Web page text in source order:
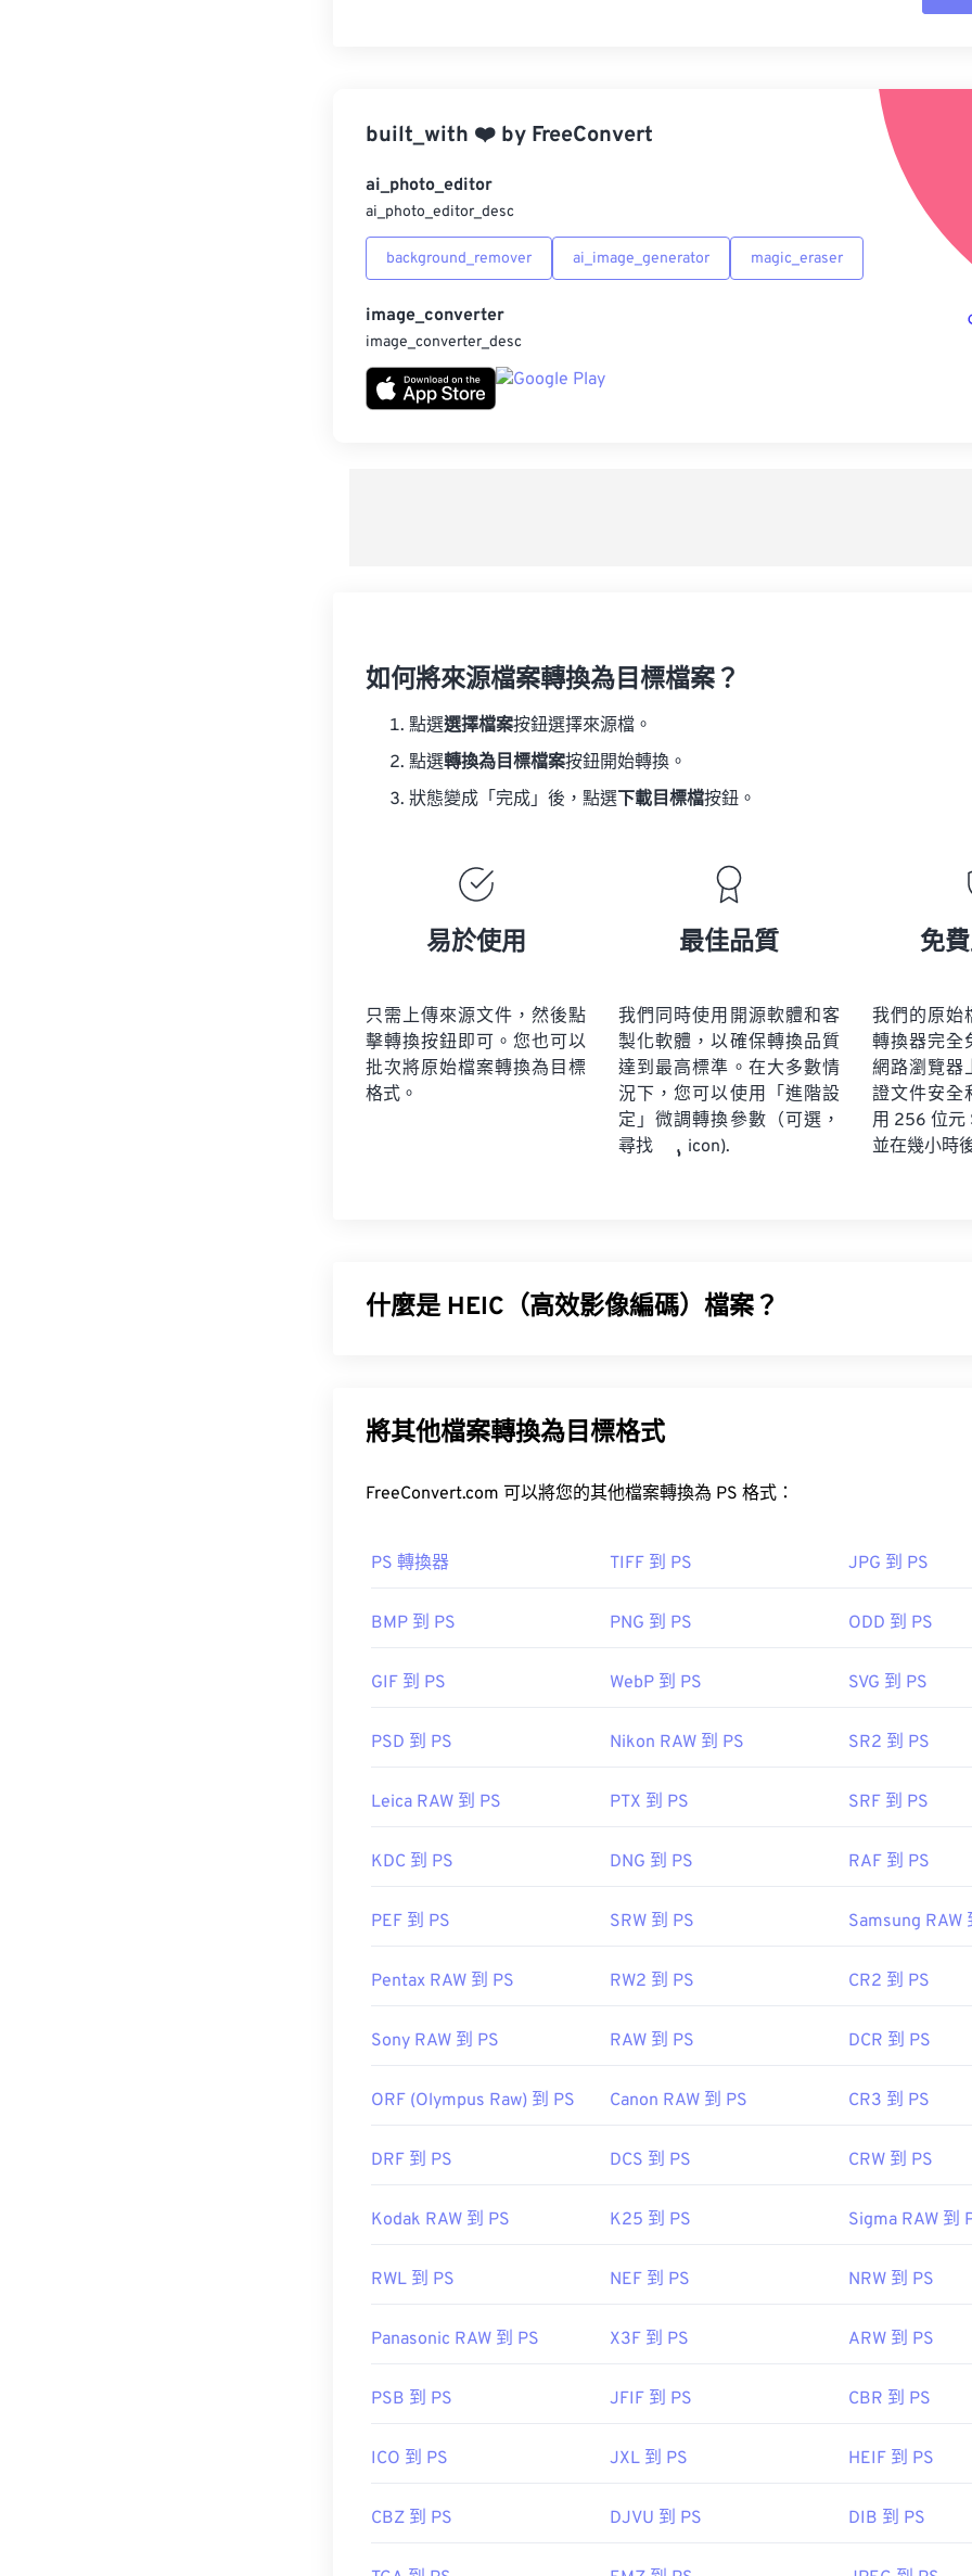
built_with ❤️ by FreeConvert
ai_photo_editor
ai_photo_editor_desc
background_remover ai_image_generator magic_eraser
image_converter
image_converter_desc
如何將來源檔案轉換為目標檔案？
點選選擇檔案按鈕選擇來源檔。
點選轉換為目標檔案按鈕開始轉換。
狀態變成「完成」後，點選 下載目標檔按鈕。
易於使用
只需上傳來源文件，然後點
擊轉換按鈕即可。您也可以
批次將原始檔案轉換為目標
格式。
最佳品質
我們同時使用開源軟體和客
製化軟體，以確保轉換品質
達到最高標準。在大多數情
況下，您可以使用「進階設
定」微調轉換參數（可選，
尋找
icon).
免
我們的原始
轉換器完全
網路瀏覽器
證文件安全
用 256 位元
並在幾小時
什麼是 HEIC（高效影像編碼）檔案？
高效視訊編碼 (HEVC)
如何開啟 HEIC 檔案？
High Sierra
Photo Studio
開發者： 運動影像專家小組 (MPEG)
初始發布：
將其他檔案轉換為目標格式
FreeConvert.com 可以將您的其他檔案轉換為 PS 格式：
PS 轉換器 TIFF 到 PS JPG 到 PS
BMP 到 PS PNG 到 PS ODD 到 PS
GIF 到 PS WebP 到 PS SVG 到 PS
PSD 到 PS Nikon RAW 到 PS SR2 到 PS
Leica RAW 到 PS PTX 到 PS SRF 到 PS
KDC 到 PS DNG 到 PS RAF 到 PS
PEF 到 PS SRW 到 PS Samsung RAW
Pentax RAW 到 PS RW2 到 PS CR2 到 PS
Sony RAW 到 PS RAW 到 PS DCR 到 PS
ORF (Olympus Raw) 到 PS Canon RAW 到 PS CR3 到 PS
DRF 到 PS DCS 到 PS CRW 到 PS
Kodak RAW 到 PS K25 到 PS Sigma RAW 到
RWL 到 PS NEF 到 PS NRW 到 PS
Panasonic RAW 到 PS X3F 到 PS ARW 到 PS
PSB 到 PS JFIF 到 PS CBR 到 PS
ICO 到 PS JXL 到 PS HEIF 到 PS
CBZ 到 PS DJVU 到 PS DIB 到 PS